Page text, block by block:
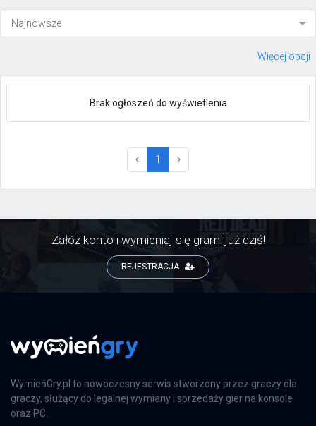
Więcej opcji
Brak ogłoszeń do wyświetlenia
1 (current)
Załóż konto i wymieniaj się grami już dziś!
REJESTRACJA
WymieńGry.pl to nowoczesny serwis stworzony przez graczy dla
graczy, służący do legalnej wymiany i sprzedaży gier na konsole
oraz PC.